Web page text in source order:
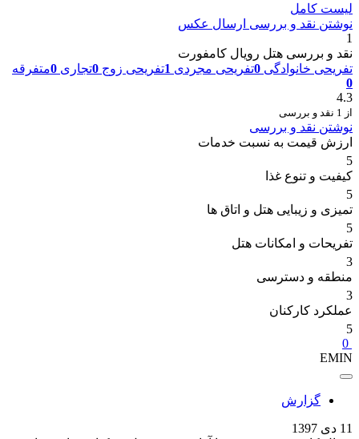
لیست کامل
نوشتن نقد و بررسی ارسال عکس
1
نقد و بررسی هتل رویال کامفورت
تفریحی خانوادگی 0تفریحی مجردی 1تفریحی زوج 0تجاری 0متفرقه
0
4.3
از 1 نقد و بررسی
نوشتن نقد و بررسی
ارزش قیمت به نسبت خدمات
5
کیفیت و تنوع غذا
5
تمیزی و زیبایی هتل و اتاق ها
5
تفریحات و امکانات هتل
3
منطقه و دسترسی
3
عملکرد کارکنان
5
0
EMIN
گزارش
11 دی 1397